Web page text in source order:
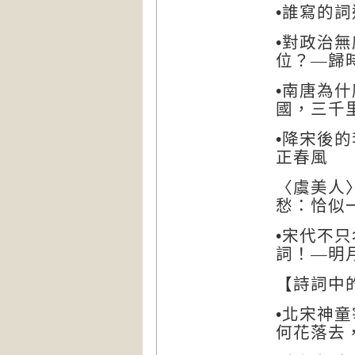
•誰寫的
•對政治
位？ ―歸
•南唐為
國，三千
•降宋後
正春風
〈虞美
愁：恰似
•宋代不
詞！ ―明
【詩詞中
•北宋神
何花落去